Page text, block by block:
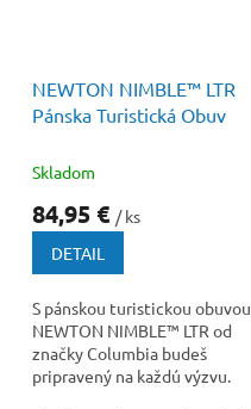
NEWTON NIMBLE™ LTR
Pánska Turistická Obuv
Skladom
84,95 € / ks
DETAIL
S pánskou turistickou obuvou
NEWTON NIMBLE™ LTR od
značky Columbia budeš
pripravený na každú výzvu.